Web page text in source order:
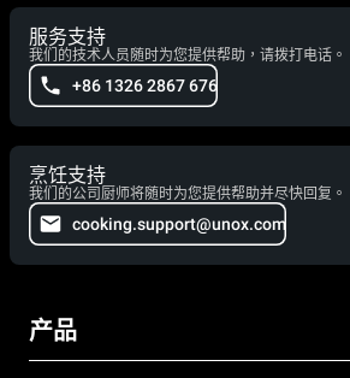
服务支持
我们的技术人员随时为您提供帮助，请拨打电话。
+86 1326 2867 676
烹饪支持
我们的公司厨师将随时为您提供帮助并尽快回复。
cooking.support@unox.com
产品